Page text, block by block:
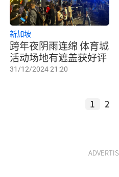
跨年夜阴雨连绵 体育城
活动场地有遮盖获好评
新加坡
31/12/2024 21:20
1 2